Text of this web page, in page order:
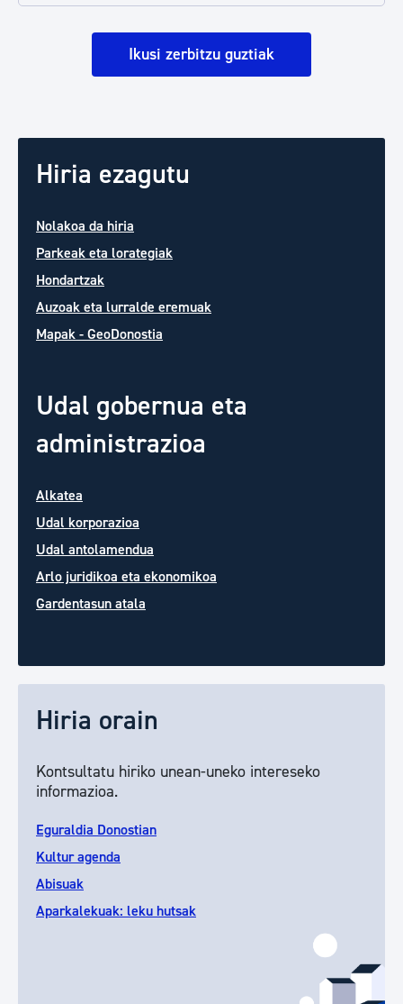
Ikusi zerbitzu guztiak
Hiria ezagutu
Nolakoa da hiria
Parkeak eta lorategiak
Hondartzak
Auzoak eta lurralde eremuak
Mapak - GeoDonostia
Udal gobernua eta
administrazioa
Alkatea
Udal korporazioa
Udal antolamendua
Arlo juridikoa eta ekonomikoa
Gardentasun atala
Hiria orain
Kontsultatu hiriko unean-uneko intereseko
informazioa.
Eguraldia Donostian
Kultur agenda
Abisuak
Aparkalekuak: leku hutsak